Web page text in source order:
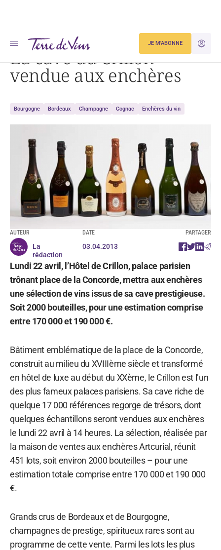
JE
JE M'ABONNE
Accueil La cave du Crillon vendue aux enchères
La cave du Crillon
vendue aux enchères
Bourgogne Bordeaux Champagne Cognac Enchères du vin
AUTEUR
La
rédaction
DATE
03.04.2013
PARTAGER
Lundi 22 avril, l’Hôtel de Crillon, palace parisien
trônant place de la Concorde, mettra aux enchères
une sélection de vins issus de sa cave prestigieuse.
Soit 2000 bouteilles, pour une estimation comprise
entre 170 000 et 190 000 €.
Bâtiment emblématique de la place de la Concorde,
construit au milieu du XVIIIème siècle et transformé
en hôtel de luxe au début du XXème, le Crillon est l’un
des plus fameux palaces parisiens. Sa cave riche de
quelque 17 000 références regorge de trésors, dont
quelques échantillons seront vendues aux enchères
le lundi 22 avril à 14 heures. La sélection, réalisée par
la maison de ventes aux enchères Artcurial, réunit
451 lots, soit environ 2000 bouteilles – pour une
estimation totale comprise entre 170 000 et 190 000
€.
Grands crus de Bordeaux et de Bourgogne,
champagnes de prestige, spiritueux rares sont au
programme de cette vente. Parmi les lots les plus